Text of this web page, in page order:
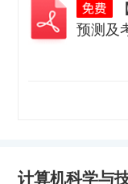
预测及
计算机科学与